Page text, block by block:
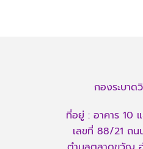
กองระบาด
ที่อยู่ : อาคาร 10
เลขที่ 88/21 ถ